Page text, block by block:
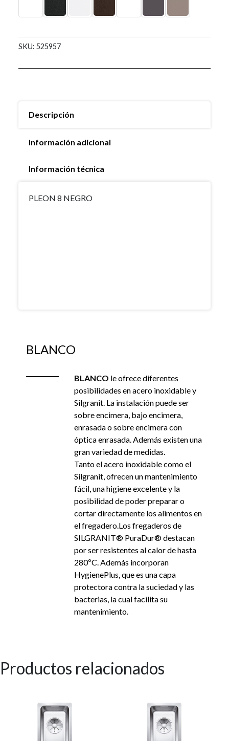
SKU: 525957
Descripción
Información adicional
Información técnica
PLEON 8 NEGRO
BLANCO
BLANCO le ofrece diferentes
posibilidades en acero inoxidable y
Silgranit. La instalación puede ser
sobre encimera, bajo encimera,
enrasada o sobre encimera con
óptica enrasada. Además existen una
gran variedad de medidas.
Tanto el acero inoxidable como el
Silgranit, ofrecen un mantenimiento
fácil, una higiene excelente y la
posibilidad de poder preparar o
cortar directamente los alimentos en
el fregadero.Los fregaderos de
SILGRANIT® PuraDur® destacan
por ser resistentes al calor de hasta
280ºC. Además incorporan
HygienePlus, que es una capa
protectora contra la suciedad y las
bacterias, la cual facilita su
mantenimiento.
Productos relacionados